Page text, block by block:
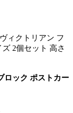
ィクトリアン フ
2個セット 高さ
ロック ポストカー